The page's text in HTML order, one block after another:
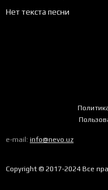
Нет текста песни
e-mail: info@nevo.uz
Copyright © 2017-2024 Все